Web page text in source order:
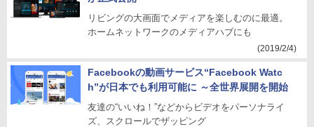
リビングの大画面でメディアを楽しむのに最適。
ホームネットワークのメディアハブにも
(2019/2/4)
Facebookの動画サービス“Facebook Watc
h”が日本でも利用可能に ～全世界展開を開始
友達の“いいね！”などからビデオをパーソナライ
ズ、スクロールでザッピング